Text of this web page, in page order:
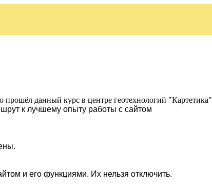
прошёл данный курс в центре геотехнологий "Картетика"
к лучшему опыту работы с сайтом
и его функциями. Их нельзя отключить.